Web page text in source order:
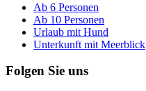
Ab 6 Personen
Ab 10 Personen
Urlaub mit Hund
Unterkunft mit Meerblick
Folgen Sie uns